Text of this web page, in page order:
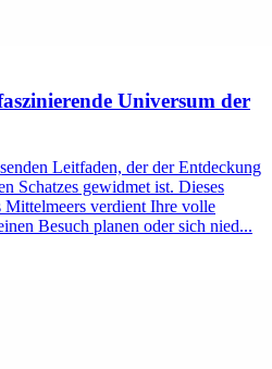
Universum der
Leitfaden, der der Entdeckung
Schatzes gewidmet ist. Dieses
verdient Ihre volle
Besuch planen oder sich nied...